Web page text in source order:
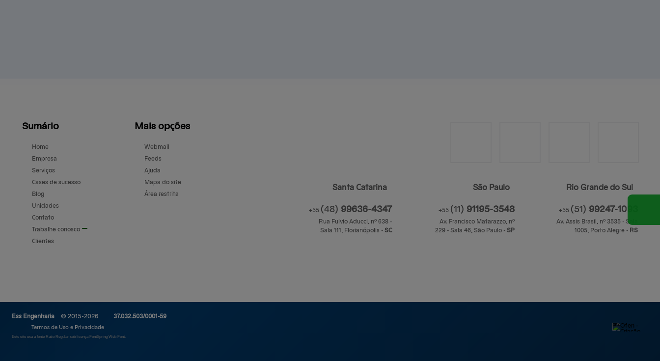
Sumário
Home
Empresa
Serviços
Cases de sucesso
Blog
Unidades
Contato
Trabalhe conosco
Clientes
Mais opções
Webmail
Feeds
Ajuda
Mapa do site
Área restrita
Santa Catarina
+55 (48) 99636-4347
Rua Fulvio Aducci, nº 638 -
Sala 111,
Florianópolis - Santa
Catarina
São Paulo
+55 (11) 91195-3548
Av. Francisco Matarazzo, nº
229 - Sala 46,São Paulo -S ão
P
Rio Grande do Sul
+55 (51) 99247-1093
Av. Assis Brasil, nº 3535 - Sala
1005,
Porto Alegre- Rio
Sul
Ess Engenharia © 2015-2026 37.032.503/0001-59
Termos de Uso e Privacidade
Este site usa a fonte Ratio Regular sob licença FontSpring Web Font.